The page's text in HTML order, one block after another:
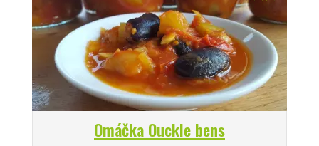
Omáčka Ouckle bens